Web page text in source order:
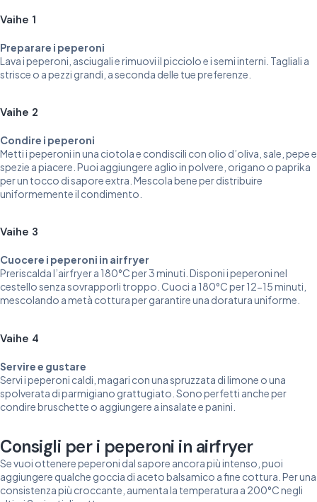
Vaihe 1
Preparare i peperoni
Lava i peperoni, asciugali e rimuovi il picciolo e i semi interni. Tagliali a
strisce o a pezzi grandi, a seconda delle tue preferenze.
Vaihe 2
Condire i peperoni
Metti i peperoni in una ciotola e condiscili con olio d’oliva, sale, pepe e
spezie a piacere. Puoi aggiungere aglio in polvere, origano o paprika
per un tocco di sapore extra. Mescola bene per distribuire
uniformemente il condimento.
Vaihe 3
Cuocere i peperoni in airfryer
Preriscalda l’airfryer a 180°C per 3 minuti. Disponi i peperoni nel
cestello senza sovrapporli troppo. Cuoci a 180°C per 12-15 minuti,
mescolando a metà cottura per garantire una doratura uniforme.
Vaihe 4
Servire e gustare
Servi i peperoni caldi, magari con una spruzzata di limone o una
spolverata di parmigiano grattugiato. Sono perfetti anche per
condire bruschette o aggiungere a insalate e panini.
Consigli per i peperoni in airfryer
Se vuoi ottenere peperoni dal sapore ancora più intenso, puoi
aggiungere qualche goccia di aceto balsamico a fine cottura. Per una
consistenza più croccante, aumenta la temperatura a 200°C negli